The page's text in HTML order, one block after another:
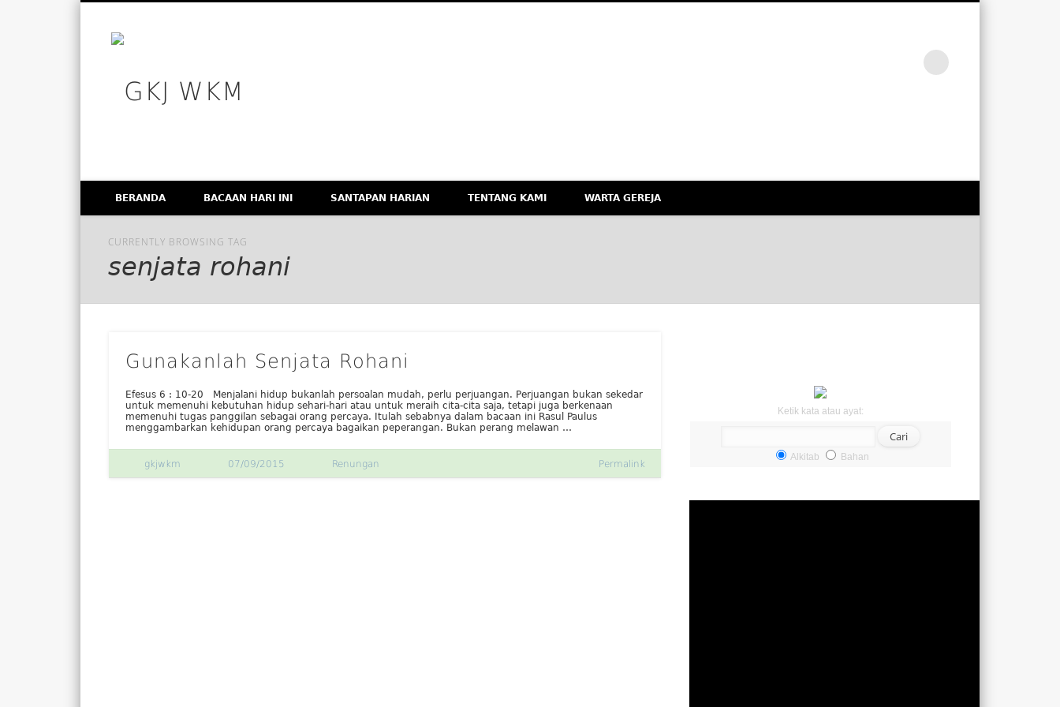
BERANDA BACAAN HARI INI SANTAPAN HARIAN TENTANG KAMI WARTA GEREJA
CURRENTLY BROWSING TAG
senjata rohani
Gunakanlah Senjata Rohani
Efesus 6 : 10-20 Menjalani hidup bukanlah persoalan mudah, perlu perjuangan. Perjuangan bukan sekedar
untuk memenuhi kebutuhan hidup sehari-hari atau untuk meraih cita-cita saja, tetapi juga berkenaan
memenuhi tugas panggilan sebagai orang percaya. Itulah sebabnya dalam bacaan ini Rasul Paulus
menggambarkan kehidupan orang percaya bagaikan peperangan. Bukan perang melawan …
gkjwkm 07/09/2015 Renungan Permalink
Ketik kata atau ayat:
Alkitab Bahan